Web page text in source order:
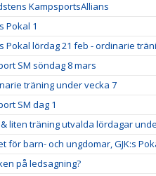
KampsportsAllians
Pokal 1
Pokal lördag 21 feb - ordinarie
SM söndag 8 mars
träning under vecka 7
SM dag 1
liten träning utvalda lördagar
för barn- och ungdomar, GJK:s
på ledsagning?